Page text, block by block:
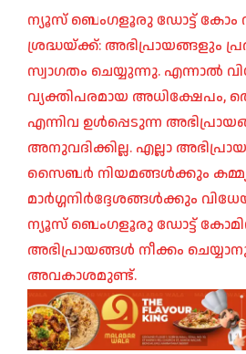
ന്യൂസ് ബെംഗളൂരു ഡോട്ട് കോം
ശ്രദ്ധയ്ക്ക്: അഭിപ്രായങ്ങളും
സ്വാഗതം ചെയ്യുന്നു. എന്നാൽ
വ്യക്തിപരമായ അധിക്ഷേപം,
എന്നിവ ഉൾപ്പെടുന്ന
അനുവദിക്കില്ല. എല്ലാ
സൈബർ നിയമങ്ങൾക്കും
മാർഗ്ഗനിർദ്ദേശങ്ങൾക്കും
ന്യൂസ് ബെംഗളൂരു ഡോട്ട്
അഭിപ്രായങ്ങൾ നീക്കം
അവകാശമുണ്ട്.